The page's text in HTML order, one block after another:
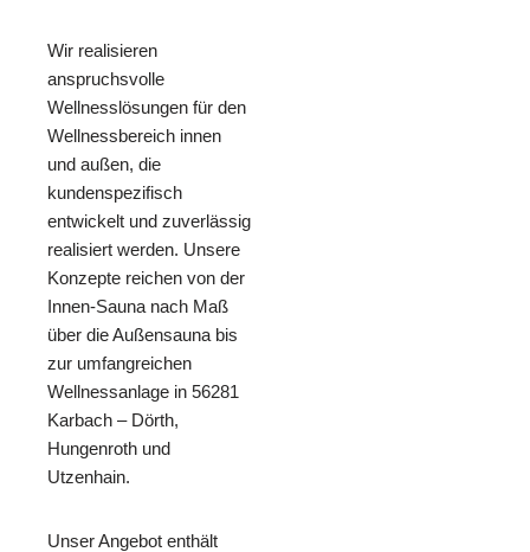
Wir realisieren
anspruchsvolle
Wellnesslösungen für den
Wellnessbereich innen
und außen, die
kundenspezifisch
entwickelt und zuverlässig
realisiert werden. Unsere
Konzepte reichen von der
Innen-Sauna nach Maß
über die Außensauna bis
zur umfangreichen
Wellnessanlage in 56281
Karbach – Dörth,
Hungenroth und
Utzenhain.
Unser Angebot enthält